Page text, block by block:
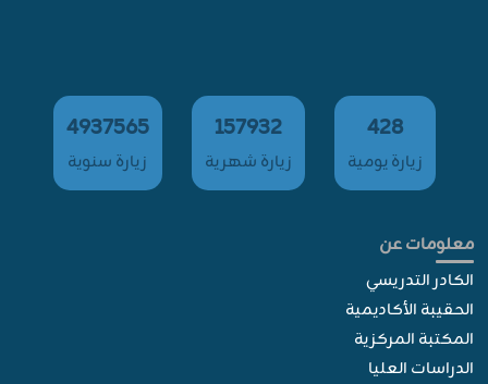
428
زيارة يومية
157932
زيارة شهرية
4937565
زيارة سنوية
معلومات عن
الكادر التدريسي
الحقيبة الأكاديمية
المكتبة المركزية
الدراسات العليا